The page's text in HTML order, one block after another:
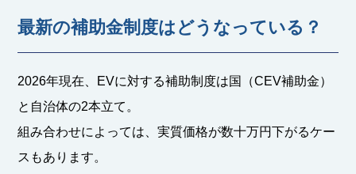
最新の補助金制度はどうなっている？
2026年現在、EVに対する補助制度は国（CEV補助金）
と自治体の2本立て。
組み合わせによっては、実質価格が数十万円下がるケー
スもあります。